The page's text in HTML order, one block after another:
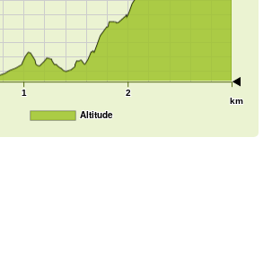
1 2
km
Altitude